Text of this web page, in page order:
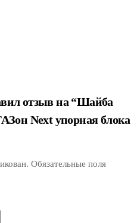
отзыв на “Шайба
Next упорная блока
Обязательные поля